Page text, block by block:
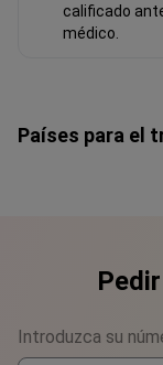
calificado
médico.
Países para el
Introduzca su